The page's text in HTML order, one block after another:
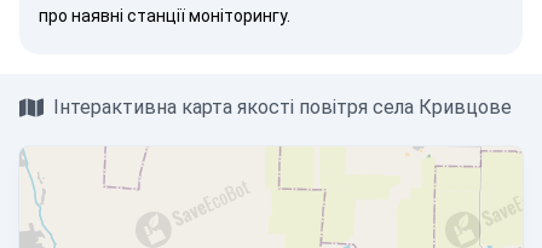
про наявні станції моніторингу.
Інтерактивна карта якості повітря села Кривцове